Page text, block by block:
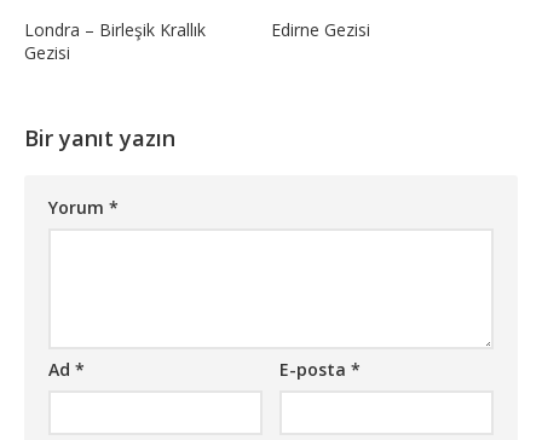
Londra – Birleşik Krallık
Gezisi
Edirne Gezisi
Bir yanıt yazın
Yorum *
Ad * E-posta*